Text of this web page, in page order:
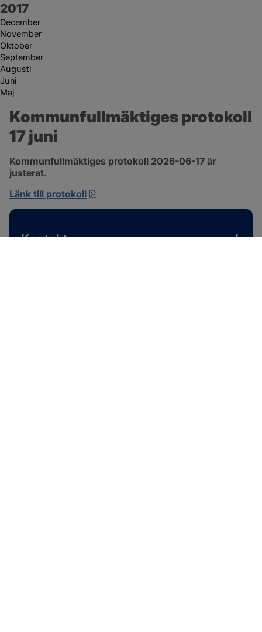
År:
2017
December
November
Oktober
September
Augusti
Juni
Maj
Kommunfullmäktiges protokoll
17 juni
Kommunfullmäktiges protokoll 2026-06-17 är
justerat.
Länk till protokoll
Kontakt